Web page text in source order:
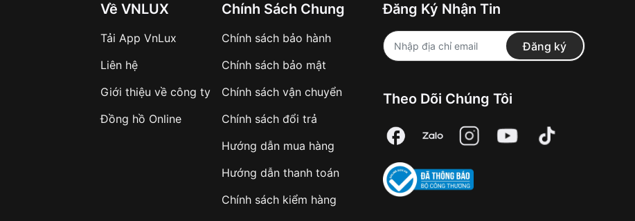
Về VNLUX
Tải App VnLux
Liên hệ
Giới thiệu về công ty
Đồng hồ Online
Chính Sách Chung
Chính sách bảo hành
Chính sách bảo mật
Chính sách vận chuyển
Chính sách đổi trả
Hướng dẫn mua hàng
Hướng dẫn thanh toán
Chính sách kiểm hàng
Đăng Ký Nhận Tin
Đăng ký
Theo Dõi Chúng Tôi